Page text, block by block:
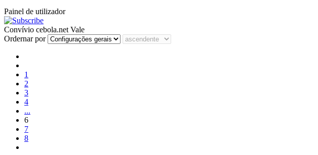
Painel de utilizador
Convívio cebola.net Vale
Ordernar por
1
2
3
4
...
6
7
8